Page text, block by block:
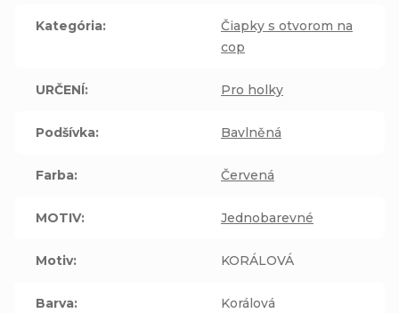
Kategória:
Čiapky s otvorom na
cop
URČENÍ: Pro holky
Podšívka: Bavlněná
Farba: Červená
MOTIV: Jednobarevné
Motiv: KORÁLOVÁ
Barva: Korálová